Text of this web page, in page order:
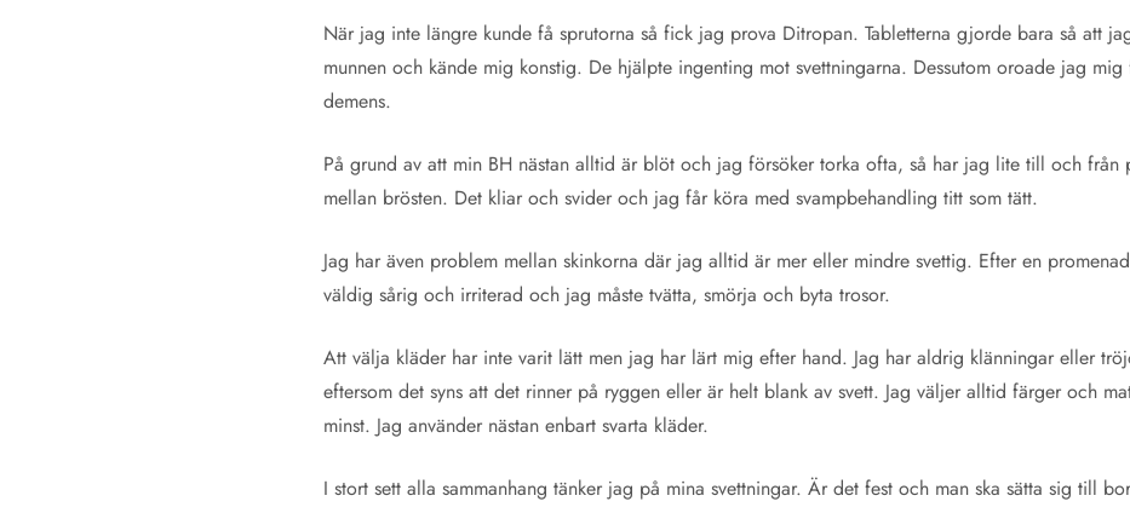
När jag inte längre kunde få sprutorna så fick jag prova Ditropan. Tabletterna gjorde bara så att
munnen och kände mig konstig. De hjälpte ingenting mot svettningarna. Dessutom oroade jag
demens.
På grund av att min BH nästan alltid är blöt och jag försöker torka ofta, så har jag lite till och från
mellan brösten. Det kliar och svider och jag får köra med svampbehandling titt som tätt.
Jag har även problem mellan skinkorna där jag alltid är mer eller mindre svettig. Efter en
väldig sårig och irriterad och jag måste tvätta, smörja och byta trosor.
Att välja kläder har inte varit lätt men jag har lärt mig efter hand. Jag har aldrig klänningar eller
eftersom det syns att det rinner på ryggen eller är helt blank av svett. Jag väljer alltid färger och
minst. Jag använder nästan enbart svarta kläder.
I stort sett alla sammanhang tänker jag på mina svettningar. Är det fest och man ska sätta sig till